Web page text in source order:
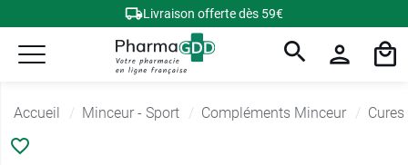
Livraison offerte dès 59€
Accueil Minceur - Sport Compléments Minceur